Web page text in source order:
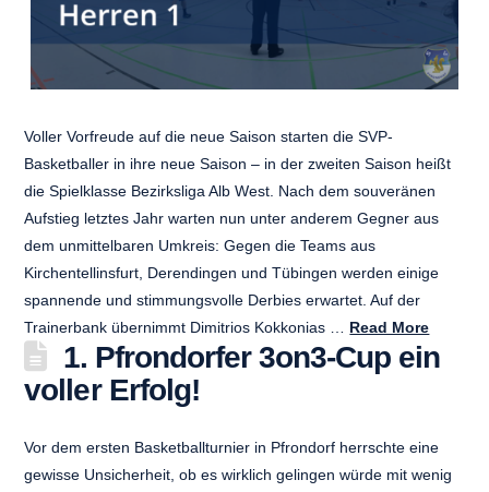
Voller Vorfreude auf die neue Saison starten die SVP-
Basketballer in ihre neue Saison – in der zweiten Saison heißt
die Spielklasse Bezirksliga Alb West. Nach dem souveränen
Aufstieg letztes Jahr warten nun unter anderem Gegner aus
dem unmittelbaren Umkreis: Gegen die Teams aus
Kirchentellinsfurt, Derendingen und Tübingen werden einige
spannende und stimmungsvolle Derbies erwartet. Auf der
Trainerbank übernimmt Dimitrios Kokkonias … Read More
1. Pfrondorfer 3on3-Cup ein
voller Erfolg!
Vor dem ersten Basketballturnier in Pfrondorf herrschte eine
gewisse Unsicherheit, ob es wirklich gelingen würde mit wenig